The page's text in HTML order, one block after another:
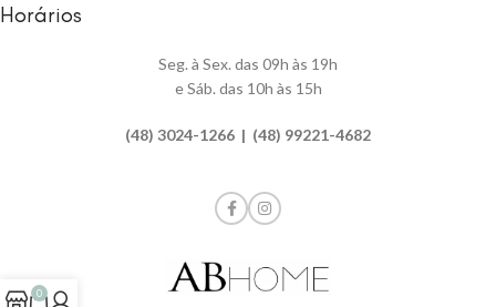
Horários
Seg. à Sex. das 09h às 19h
e Sáb. das 10h às 15h
(48) 3024-1266 | (48) 99221-4682
0